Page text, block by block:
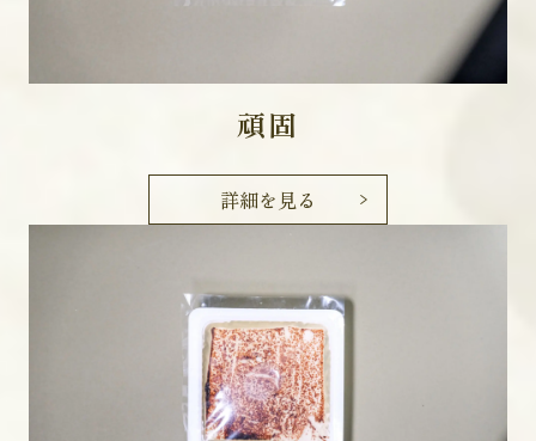
頑固
詳細を見る